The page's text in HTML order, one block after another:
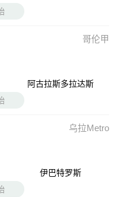
哥伦甲
阿古拉斯多拉达斯
乌拉Metro
伊巴特罗斯